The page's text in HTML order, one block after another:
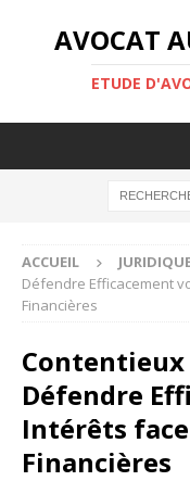
AVOCAT
ETUDE
ACCUEIL
Défendre Efficacement
Financières
Contentieux
Défendre
Intérêts
Financières